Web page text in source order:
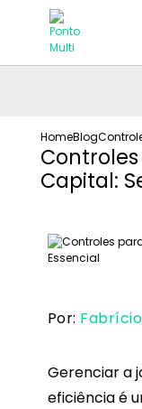
HomeBlog
Capital:
Por: Fabrício
Gerenciar a
eficiência é